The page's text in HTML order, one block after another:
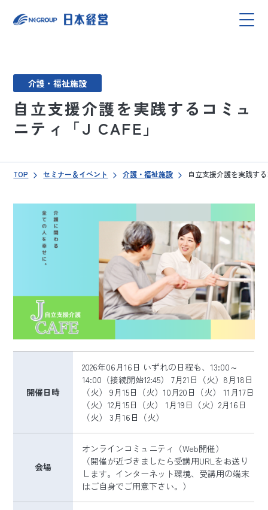
介護・福祉施設
自立支援介護を実践するコミュ
ニティ「J CAFE」
TOP セミナー＆イベント 介護・福祉施設 自立支援介護を実践す
開催日時
2026年06月16日 いずれの日程も、13:00～
14:00（接続開始12:45） 7月21日（火）8月18日
（火） 9月15日（火）10月20日（火） 11月17日
（火）12月15日（火） 1月19日（火）2月16日
（火） 3月16日（火）
会場
オンラインコミュニティ（Web開催）
（開催が近づきましたら受講用URLをお送り
します。インターネット環境、受講用の端末
はご自身でご用意下さい。）